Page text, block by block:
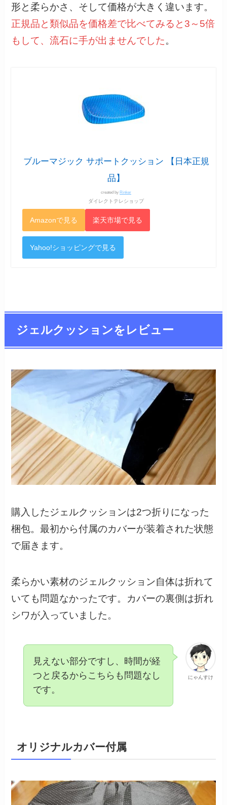
形と柔らかさ、そして価格が大きく違います。
正規品と類似品を価格差で比べてみると3～5倍
もして、流石に手が出ませんでした。
ブルーマジック サポートクッション 【日本正規
品】
created by Rinker
ダイレクトテレショップ
Amazonで見る 楽天市場で見る
Yahoo!ショッピングで見る
ジェルクッションをレビュー
購入したジェルクッションは2つ折りになった
梱包。最初から付属のカバーが装着された状態
で届きます。
柔らかい素材のジェルクッション自体は折れて
いても問題なかったです。カバーの裏側は折れ
シワが入っていました。
にゃんすけ
見えない部分ですし、時間が経
つと戻るからこちらも問題なし
です。
オリジナルカバー付属